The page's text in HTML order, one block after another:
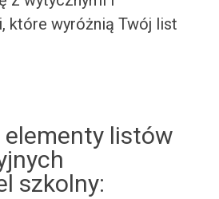
które wyróżnią Twój list
elementy listów
szkolny: